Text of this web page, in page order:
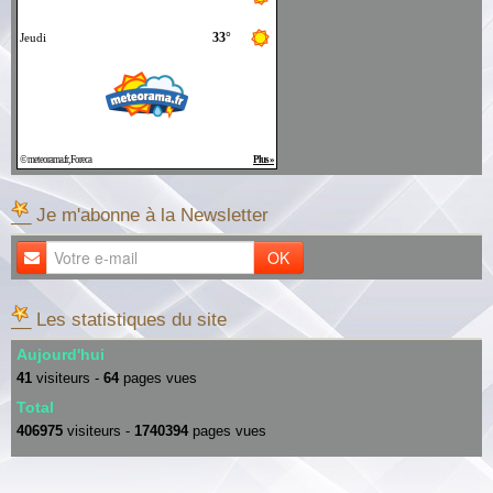
__ Je m'abonne à la Newsletter
OK
__ Les statistiques du site
Aujourd'hui
41 visiteurs - 64 pages vues
Total
406975 visiteurs - 1740394 pages vues